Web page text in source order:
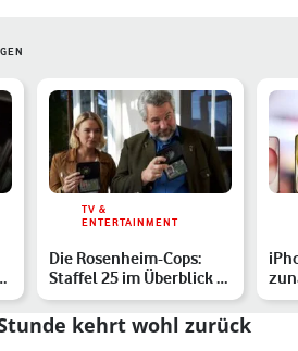
TV &
ENTERTAINMENT
Die Rosenheim-Cops:
Staffel 25 im Überblick –
das erwartet Dich
kehrt wohl zurück